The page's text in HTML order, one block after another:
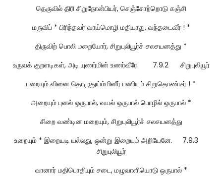
தெருவில் திரி சிறுநோன்பியர், செஞ்சோற்றொடு கஞ்சி
மருவிப் * பிரிந்தவர் வாய்மொழி மதியாது, வந்தடைவீர் ! *
திருவிற் பொலி மறையோர், சிறுபுலியூர்ச் சலசயனத்து *
உருவக் குறளடிகள், அடி யுணர்மின் உணர்வீரே. 7.9.2 சிறுபுலியூர்
பறையும் வினை தொழுதுய்ம்மினீர் பணியும் சிறுதொண்டீர் ! *
அறையும் புனல் ஒருபால், வயல் ஒருபால் பொழில் ஒருபால் *
சிறை வண்டின மறையும், சிறுபுலியூர்ச் சலசயனத்து
உறையும் * இறையடி யல்லது, ஒன்று இறையும் அறியேனே. 7.9.3
சிறுபுலியூர்
வானார் மதிபொதியும் சடை, மழுவாளியொடு ஒருபால் *